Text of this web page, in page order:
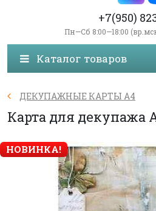
+7(950)
Пн—Сб 8:00—18:00
Каталог товаров
ДЕКУПАЖНЫЕ КАРТЫ А4
Карта для декупажа
НОВИНКА!